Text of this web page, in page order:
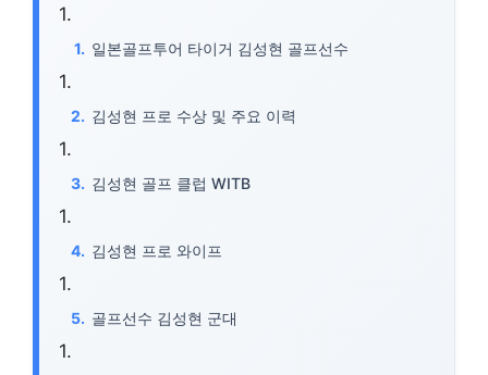
일본골프투어 타이거 김성현 골프선수
김성현 프로 수상 및 주요 이력
김성현 골프 클럽 WITB
김성현 프로 와이프
골프선수 김성현 군대